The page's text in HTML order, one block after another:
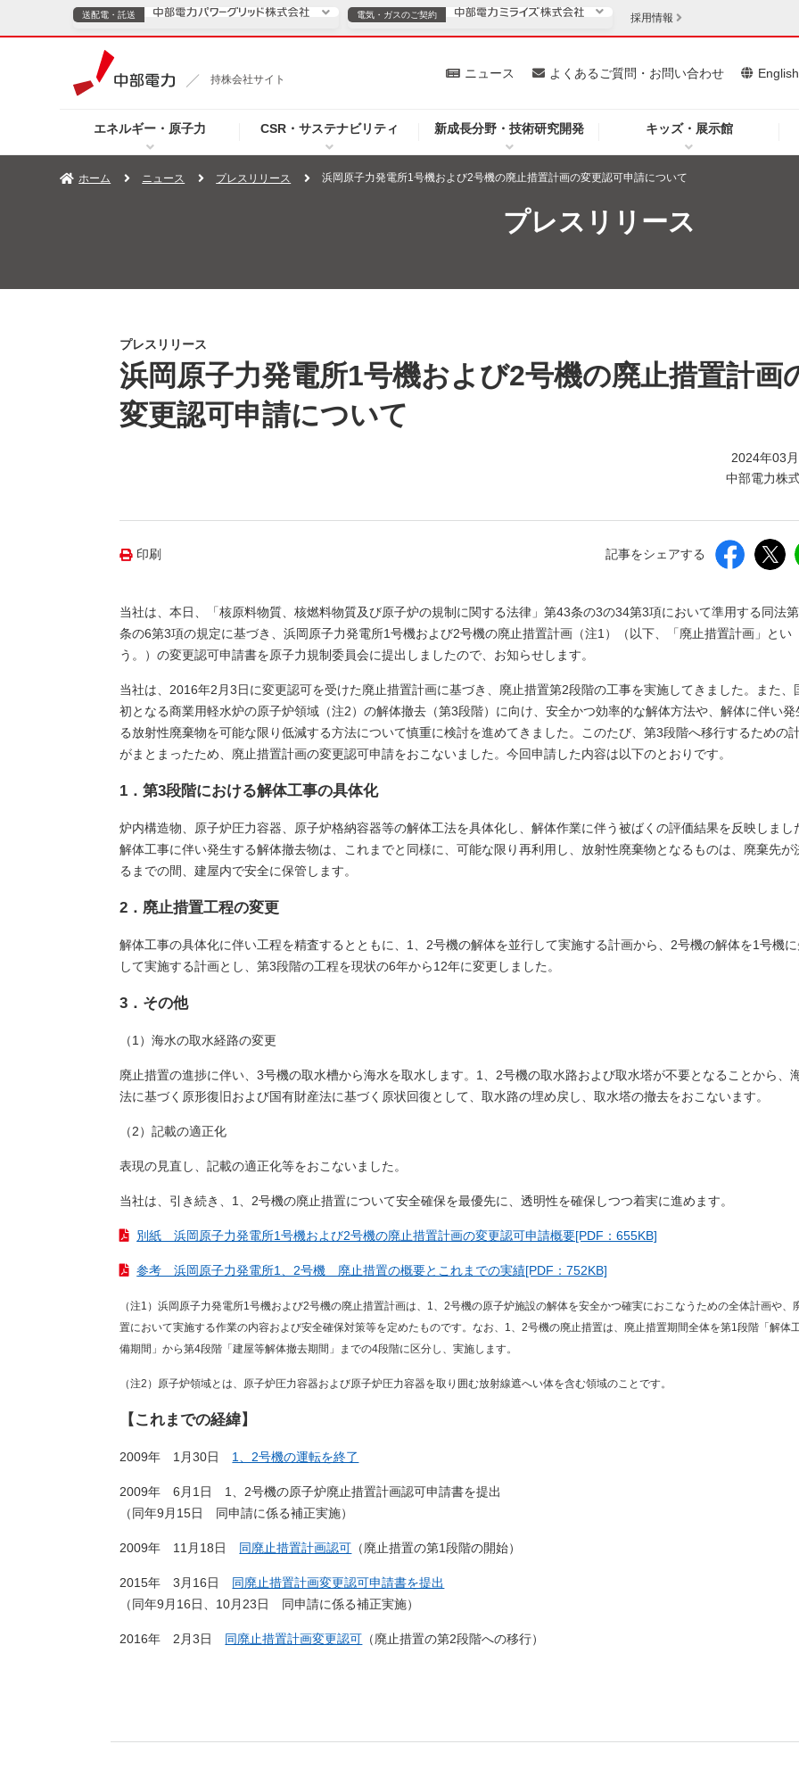
持株会社サイト
エネルギー・原子力 CSR・サステナビリティ 新成長分野・技術研究開発 キッズ・展示館
ニュース よくあるご質問・お問い合わせ English
送配電・託送
TOPページへ ご案内 安定供給
企業情報
ニュース（新しいウィンドウを開きます）
よくあるご質問・お問い合わせ （新しいウィンドウを開きます）
電気・ガスのご契約
電気・ガスのご契約
TOPページへ 個人のお客さま 法人のお客さま
採用情報
ホーム ニュース プレスリリース 浜岡原子力発電所1号機および2号機の廃止措置計画の変更認可申請について
プレスリリース
プレスリリース
浜岡原子力発電所1号機および2号機の廃止措置計画
変更認可申請について
2024年03
中部電力株
印刷 記事をシェアする
当社は、本日、「核原料物質、核燃料物質及び原子炉の規制に関する法律」第43条の3の34第3項において準用する同法
条の6第3項の規定に基づき、浜岡原子力発電所1号機および2号機の廃止措置計画（注1）（以下、「廃止措置計画」とい
う。）の変更認可申請書を原子力規制委員会に提出しましたので、お知らせします。
当社は、2016年2月3日に変更認可を受けた廃止措置計画に基づき、廃止措置第2段階の工事を実施してきました。また、
初となる商業用軽水炉の原子炉領域（注2）の解体撤去（第3段階）に向け、安全かつ効率的な解体方法や、解体に伴い発
る放射性廃棄物を可能な限り低減する方法について慎重に検討を進めてきました。このたび、第3段階へ移行するための
がまとまったため、廃止措置計画の変更認可申請をおこないました。今回申請した内容は以下のとおりです。
1．第3段階における解体工事の具体化
炉内構造物、原子炉圧力容器、原子炉格納容器等の解体工法を具体化し、解体作業に伴う被ばくの評価結果を反映しまし
解体工事に伴い発生する解体撤去物は、これまでと同様に、可能な限り再利用し、放射性廃棄物となるものは、廃棄先が
るまでの間、建屋内で安全に保管します。
2．廃止措置工程の変更
解体工事の具体化に伴い工程を精査するとともに、1、2号機の解体を並行して実施する計画から、2号機の解体を1号機
して実施する計画とし、第3段階の工程を現状の6年から12年に変更しました。
3．その他
（1）海水の取水経路の変更
廃止措置の進捗に伴い、3号機の取水槽から海水を取水します。1、2号機の取水路および取水塔が不要となることから、
法に基づく原形復旧および国有財産法に基づく原状回復として、取水路の埋め戻し、取水塔の撤去をおこないます。
（2）記載の適正化
表現の見直し、記載の適正化等をおこないました。
当社は、引き続き、1、2号機の廃止措置について安全確保を最優先に、透明性を確保しつつ着実に進めます。
別紙 浜岡原子力発電所1号機および2号機の廃止措置計画の変更認可申請概要[PDF：655KB]
参考 浜岡原子力発電所1、2号機 廃止措置の概要とこれまでの実績[PDF：752KB]
（注1）浜岡原子力発電所1号機および2号機の廃止措置計画は、1、2号機の原子炉施設の解体を安全かつ確実におこなうための全体計画や、
置において実施する作業の内容および安全確保対策等を定めたものです。なお、1、2号機の廃止措置は、廃止措置期間全体を第1段階「解体
備期間」から第4段階「建屋等解体撤去期間」までの4段階に区分し、実施します。
（注2）原子炉領域とは、原子炉圧力容器および原子炉圧力容器を取り囲む放射線遮へい体を含む領域のことです。
【これまでの経緯】
2009年 1月30日 1、2号機の運転を終了
2009年 6月1日 1、2号機の原子炉廃止措置計画認可申請書を提出
（同年9月15日 同申請に係る補正実施）
2009年 11月18日 同廃止措置計画認可 （廃止措置の第1段階の開始）
2015年 3月16日 同廃止措置計画変更認可申請書を提出
（同年9月16日、10月23日 同申請に係る補正実施）
2016年 2月3日 同廃止措置計画変更認可 （廃止措置の第2段階への移行）